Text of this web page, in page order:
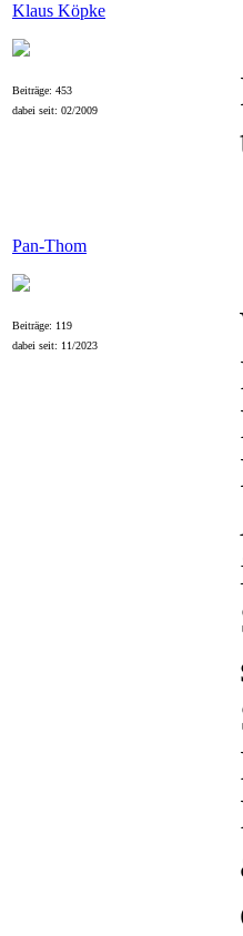
Klaus Köpke
Beiträge: 453
dabei seit: 02/2009
Pan-Thom
Beiträge: 119
dabei seit: 11/2023